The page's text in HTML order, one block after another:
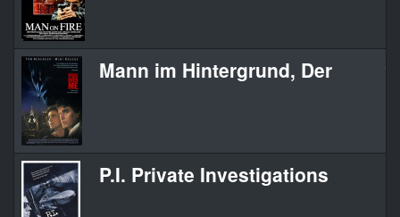
Mann im Hintergrund, Der
P.I. Private Investigations